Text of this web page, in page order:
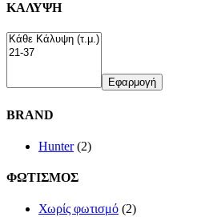
ΚΑΛΥΨΗ
Εφαρμογή
BRAND
Hunter (2)
ΦΩΤΙΣΜΟΣ
Χωρίς φωτισμό (2)